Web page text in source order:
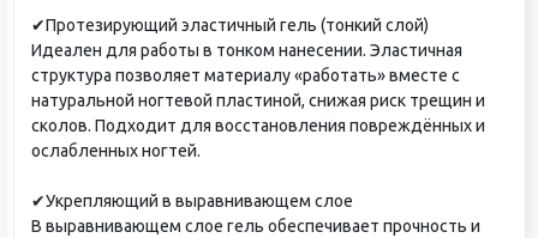
✔Протезирующий эластичный гель (тонкий слой)
Идеален для работы в тонком нанесении. Эластичная
структура позволяет материалу «работать» вместе с
натуральной ногтевой пластиной, снижая риск трещин и
сколов. Подходит для восстановления повреждённых и
ослабленных ногтей.
✔Укрепляющий в выравнивающем слое
В выравнивающем слое гель обеспечивает прочность и